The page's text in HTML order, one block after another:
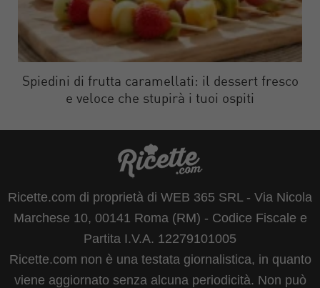
Spiedini di frutta caramellati: il dessert fresco
e veloce che stupirà i tuoi ospiti
Ricette.com di proprietà di WEB 365 SRL - Via Nicola
Marchese 10, 00141 Roma (RM) - Codice Fiscale e
Partita I.V.A. 12279101005
Ricette.com non è una testata giornalistica, in quanto
viene aggiornato senza alcuna periodicità. Non può